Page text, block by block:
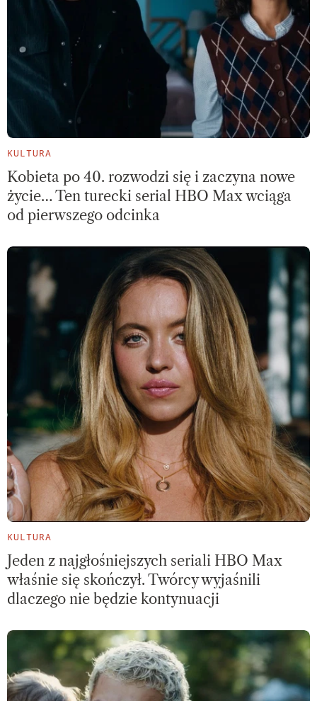
KULTURA
Kobieta po 40. rozwodzi się i zaczyna nowe
życie… Ten turecki serial HBO Max wciąga
od pierwszego odcinka
KULTURA
Jeden z najgłośniejszych seriali HBO Max
właśnie się skończył. Twórcy wyjaśnili
dlaczego nie będzie kontynuacji